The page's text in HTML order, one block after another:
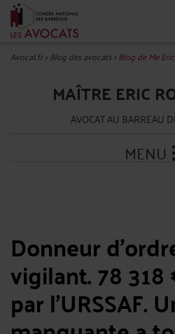
Avocat.fr>Blog des avocats>Blog de Me
MAÎTRE ERIC
AVOCAT AU BARREAU
MENU
Donneur
vigilant. 78
par l'URSSAF.